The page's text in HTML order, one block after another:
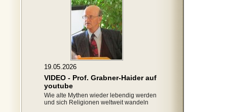
19.05.2026
VIDEO - Prof. Grabner-Haider auf
youtube
Wie alte Mythen wieder lebendig werden
und sich Religionen weltweit wandeln